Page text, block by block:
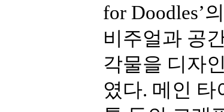
for Doodles’
비주얼과 공
각물을 디자
였다. 메인 타